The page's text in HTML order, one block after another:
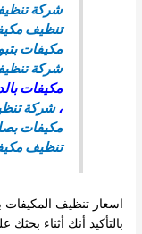
شركة
تنظيف
مكيفات
شركة
مكيفات
،شركة
مكيفات
تنظيف
اسعار تنظيف المكيفات
بالتأكيد أنك أثناء